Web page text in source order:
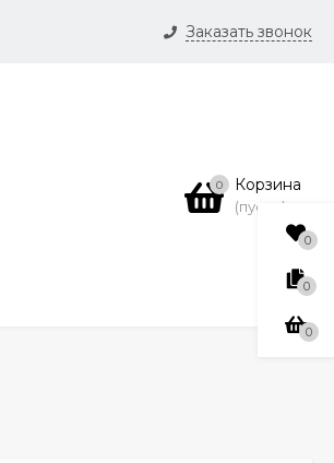
Заказать звонок
0 Корзина
(пусто)
0
0
0